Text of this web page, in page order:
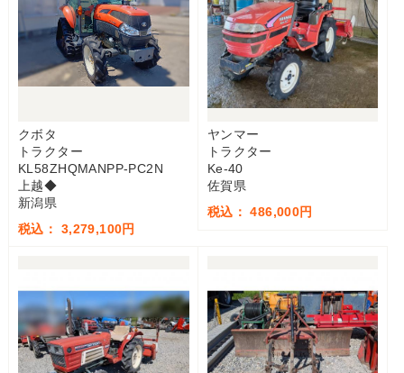
クボタ
トラクター
KL58ZHQMANPP-PC2N
上越◆
新潟県
税込： 3,279,100円
ヤンマー
トラクター
Ke-40
佐賀県
税込： 486,000円